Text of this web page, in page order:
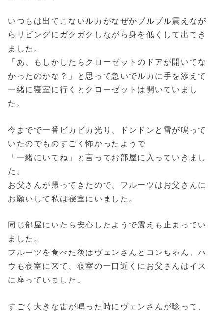
いつもは出てこないルカがなぜかブルブル震えなが
らリビングにガクガクしながら身を低くして出てき
ました。
「あ、もしかしたらクローゼットのドアが開いてな
かったのかな？」と思って急いでルカに手を添えて
一緒に寝室に行くとクローゼットは開いていまし
た。
今までで一番ビカビカ光り、ドンドンと雷が鳴って
いたのでものすごく怖かったようで
「一緒にいてね」と言ってお部屋に入っていきまし
た。
お父さんが帰ってきたので、フルーツはお父さんに
お願いして私は寝室にいました。
同じ部屋にいたら安心したようで震えも止まってい
ました。
フルーツを食べた後はヴェンさんとコンちゃん、ハ
ウも寝室に来て、寝室の一口近くにお父さんはイス
に座っていました。
すごく大きな雷が鳴った時にヴェンさんが唸って、